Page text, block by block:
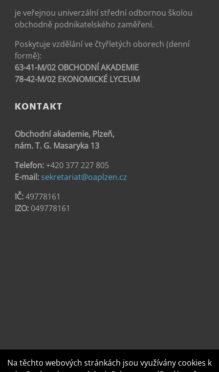
je veřejnou univerzální střední odbornou školou
obchodně podnikatelského zaměření.
Poskytuje vzdělání ve čtyřletých oborech (denní
formě):
63-41-M/02 OBCHODNÍ AKADEMIE
78-42-M/02 EKONOMICKÉ LYCEUM
KONTAKT
Obchodní akademie, Plzeň,
nám. T. G. Masaryka 13
Telefon: +420 377 227 805
E-mail: sekretariat@oaplzen.cz
IČ:49778161
IZO: 049778161
Na těchto webových stránkách jsou využívány cookies k